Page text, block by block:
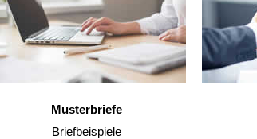
Musterbriefe
Briefbeispiele